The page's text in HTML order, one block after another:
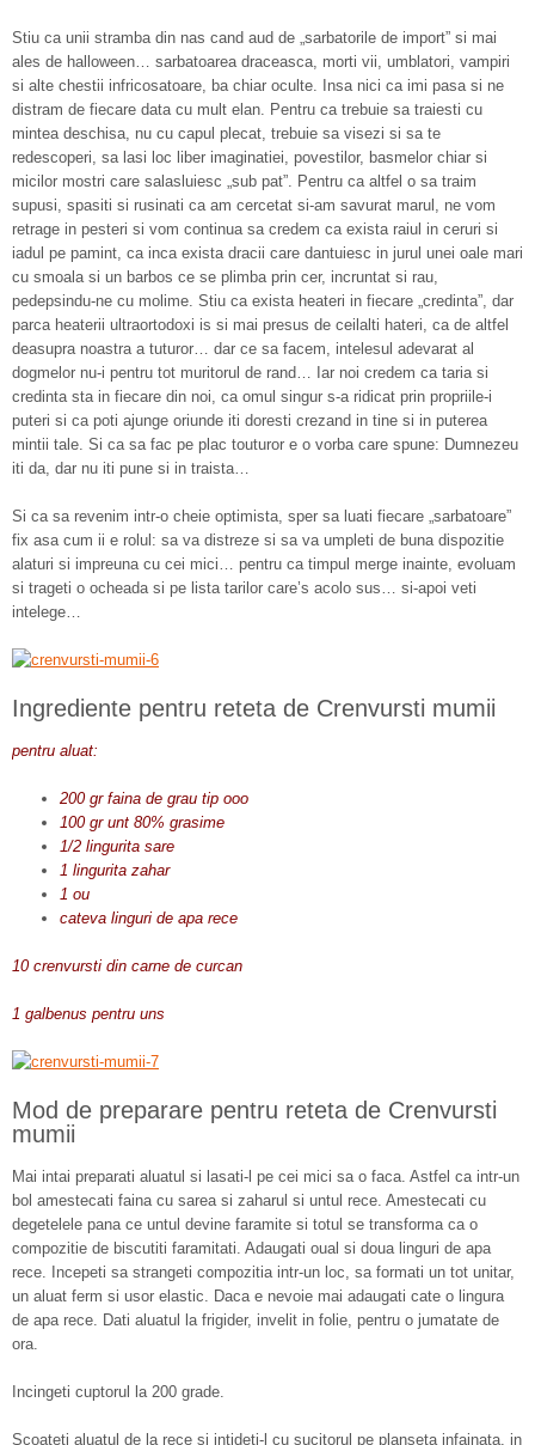
Stiu ca unii stramba din nas cand aud de „sarbatorile de import” si mai
ales de halloween… sarbatoarea draceasca, morti vii, umblatori, vampiri
si alte chestii infricosatoare, ba chiar oculte. Insa nici ca imi pasa si ne
distram de fiecare data cu mult elan. Pentru ca trebuie sa traiesti cu
mintea deschisa, nu cu capul plecat, trebuie sa visezi si sa te
redescoperi, sa lasi loc liber imaginatiei, povestilor, basmelor chiar si
micilor mostri care salasluiesc „sub pat”. Pentru ca altfel o sa traim
supusi, spasiti si rusinati ca am cercetat si-am savurat marul, ne vom
retrage in pesteri si vom continua sa credem ca exista raiul in ceruri si
iadul pe pamint, ca inca exista dracii care dantuiesc in jurul unei oale mari
cu smoala si un barbos ce se plimba prin cer, incruntat si rau,
pedepsindu-ne cu molime. Stiu ca exista heateri in fiecare „credinta”, dar
parca heaterii ultraortodoxi is si mai presus de ceilalti hateri, ca de altfel
deasupra noastra a tuturor… dar ce sa facem, intelesul adevarat al
dogmelor nu-i pentru tot muritorul de rand… Iar noi credem ca taria si
credinta sta in fiecare din noi, ca omul singur s-a ridicat prin propriile-i
puteri si ca poti ajunge oriunde iti doresti crezand in tine si in puterea
mintii tale. Si ca sa fac pe plac touturor e o vorba care spune: Dumnezeu
iti da, dar nu iti pune si in traista…
Si ca sa revenim intr-o cheie optimista, sper sa luati fiecare „sarbatoare”
fix asa cum ii e rolul: sa va distreze si sa va umpleti de buna dispozitie
alaturi si impreuna cu cei mici… pentru ca timpul merge inainte, evoluam
si trageti o ocheada si pe lista tarilor care’s acolo sus… si-apoi veti
intelege…
Ingrediente pentru reteta de Crenvursti mumii
pentru aluat:
200 gr faina de grau tip ooo
100 gr unt 80% grasime
1/2 lingurita sare
1 lingurita zahar
1 ou
cateva linguri de apa rece
10 crenvursti din carne de curcan
1 galbenus pentru uns
Mod de preparare pentru reteta de Crenvursti
mumii
Mai intai preparati aluatul si lasati-l pe cei mici sa o faca. Astfel ca intr-un
bol amestecati faina cu sarea si zaharul si untul rece. Amestecati cu
degetelele pana ce untul devine faramite si totul se transforma ca o
compozitie de biscutiti faramitati. Adaugati oual si doua linguri de apa
rece. Incepeti sa strangeti compozitia intr-un loc, sa formati un tot unitar,
un aluat ferm si usor elastic. Daca e nevoie mai adaugati cate o lingura
de apa rece. Dati aluatul la frigider, invelit in folie, pentru o jumatate de
ora.
Incingeti cuptorul la 200 grade.
Scoateti aluatul de la rece si intideti-l cu sucitorul pe planseta infainata, in